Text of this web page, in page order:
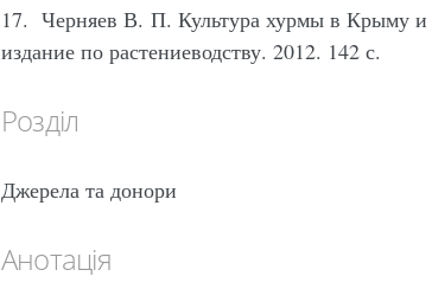
17. Черняев В. П. Культура хурмы в Крыму
издание по растениеводству. 2012. 142 с.
Розділ
Джерела та донори
Анотація